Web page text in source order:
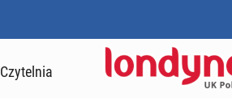
Czytelnia